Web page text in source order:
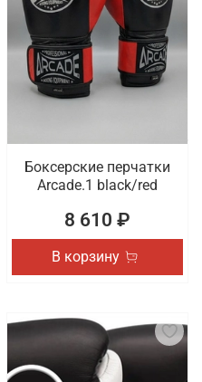
Боксерские перчатки
Arcade.1 black/red
8 610 ₽
В корзину